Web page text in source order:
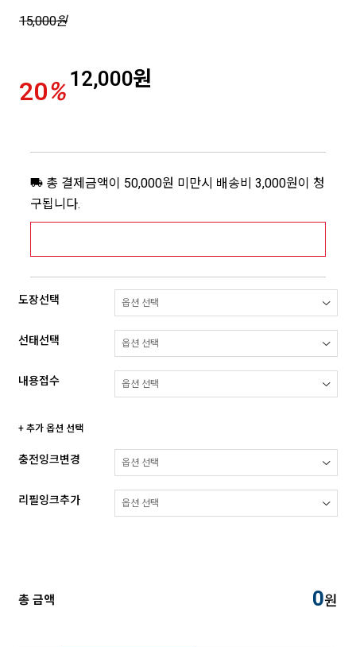
15,000원
20%12,000원
총 결제금액이 50,000원 미만시 배송비 3,000원이 청
구됩니다.
도장선택
선태선택
내용접수
+ 추가 옵션 선택
충전잉크변경
리필잉크추가
총 금액 0원